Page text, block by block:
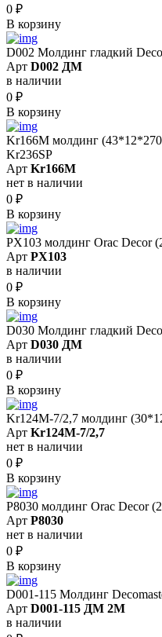
0 ₽
В корзину
D002 Молдинг гладкий
Арт D002 ДМ
в наличии
0 ₽
В корзину
Kr166M молдинг
Kr236SP
Арт Kr166M
нет в наличии
0 ₽
В корзину
PX103 молдинг Orac Decor
Арт PX103
в наличии
0 ₽
В корзину
D030 Молдинг гладкий
Арт D030 ДМ
в наличии
0 ₽
В корзину
Kr124M-7/2,7 молдинг
Арт Kr124M-7/2,7
нет в наличии
0 ₽
В корзину
P8030 молдинг Orac Decor
Арт P8030
нет в наличии
0 ₽
В корзину
D001-115 Молдинг
Арт D001-115 ДМ 2М
в наличии